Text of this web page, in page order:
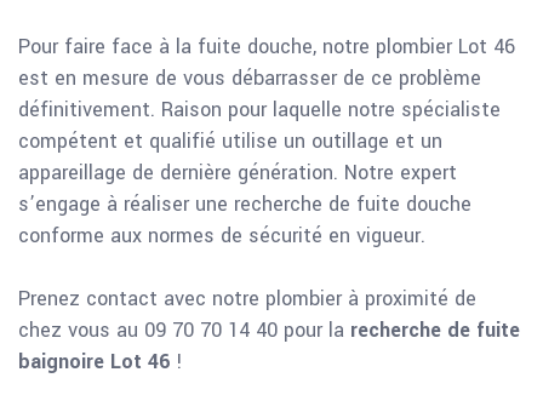
Pour faire face à la fuite douche, notre plombier Lot 46
est en mesure de vous débarrasser de ce problème
définitivement. Raison pour laquelle notre spécialiste
compétent et qualifié utilise un outillage et un
appareillage de dernière génération. Notre expert
s’engage à réaliser une recherche de fuite douche
conforme aux normes de sécurité en vigueur.
Prenez contact avec notre plombier à proximité de
chez vous au 09 70 70 14 40 pour la recherche de fuite
baignoire Lot 46 !